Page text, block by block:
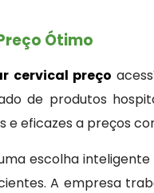
Ótimo
cervical preço
de produtos
e eficazes a preços
escolha
A empresa